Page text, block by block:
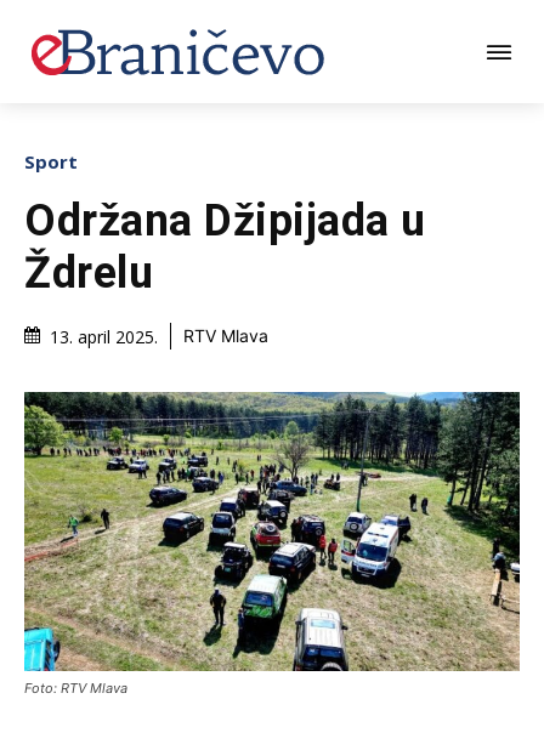
Sport
Održana Džipijada u
Ždrelu
13. april 2025. RTV Mlava
Foto: RTV Mlava